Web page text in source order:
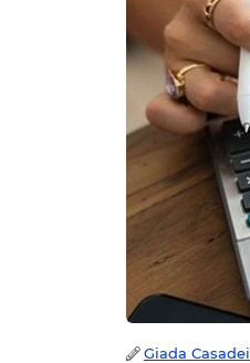
Giada Casadei